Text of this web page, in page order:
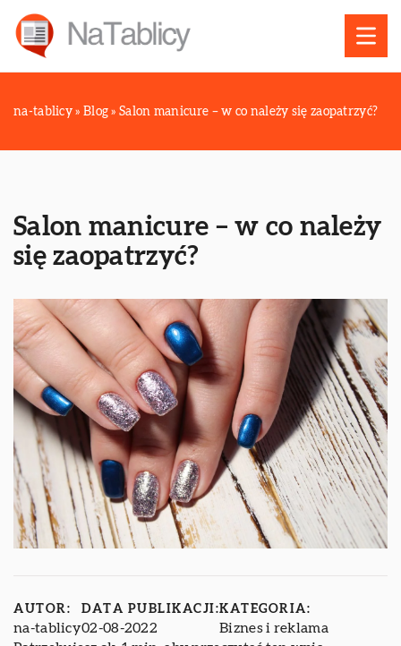
na-tablicy » Blog »Salon manicure – w co należy się zaopatrzyć?
Salon manicure – w co należy
się zaopatrzyć?
AUTOR:
na-tablicy
DATA PUBLIKACJI:
02-08-2022
KATEGORIA:
Biznes i reklama